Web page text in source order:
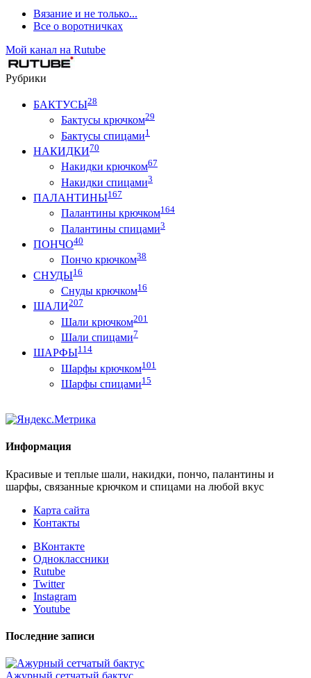
Вязание и не только...
Все о воротничках
Мой канал на Rutube
Рубрики
БАКТУСЫ28
Бактусы крючком29
Бактусы спицами1
НАКИДКИ70
Накидки крючком67
Накидки спицами3
ПАЛАНТИНЫ167
Палантины крючком164
Палантины спицами3
ПОНЧО40
Пончо крючком38
СНУДЫ16
Снуды крючком16
ШАЛИ207
Шали крючком201
Шали спицами7
ШАРФЫ114
Шарфы крючком101
Шарфы спицами15
Информация
Красивые и теплые шали, накидки, пончо, палантины и
шарфы, связанные крючком и спицами на любой вкус
Карта сайта
Контакты
ВКонтакте
Одноклассники
Rutube
Twitter
Instagram
Youtube
Последние записи